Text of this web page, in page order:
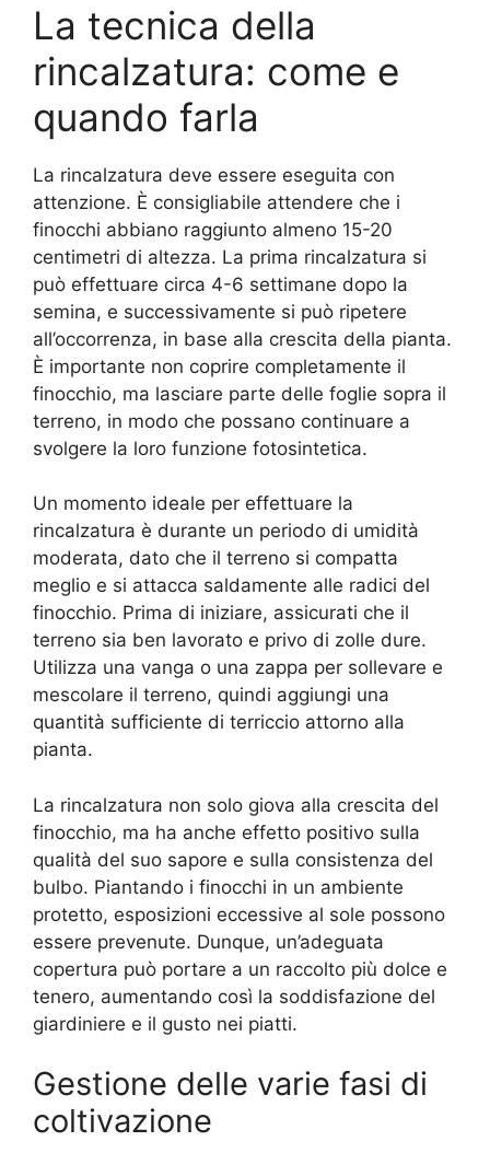
La tecnica della
rincalzatura: come e
quando farla
La rincalzatura deve essere eseguita con
attenzione. È consigliabile attendere che i
finocchi abbiano raggiunto almeno 15-20
centimetri di altezza. La prima rincalzatura si
può effettuare circa 4-6 settimane dopo la
semina, e successivamente si può ripetere
all’occorrenza, in base alla crescita della pianta.
È importante non coprire completamente il
finocchio, ma lasciare parte delle foglie sopra il
terreno, in modo che possano continuare a
svolgere la loro funzione fotosintetica.
Un momento ideale per effettuare la
rincalzatura è durante un periodo di umidità
moderata, dato che il terreno si compatta
meglio e si attacca saldamente alle radici del
finocchio. Prima di iniziare, assicurati che il
terreno sia ben lavorato e privo di zolle dure.
Utilizza una vanga o una zappa per sollevare e
mescolare il terreno, quindi aggiungi una
quantità sufficiente di terriccio attorno alla
pianta.
La rincalzatura non solo giova alla crescita del
finocchio, ma ha anche effetto positivo sulla
qualità del suo sapore e sulla consistenza del
bulbo. Piantando i finocchi in un ambiente
protetto, esposizioni eccessive al sole possono
essere prevenute. Dunque, un’adeguata
copertura può portare a un raccolto più dolce e
tenero, aumentando così la soddisfazione del
giardiniere e il gusto nei piatti.
Gestione delle varie fasi di
coltivazione